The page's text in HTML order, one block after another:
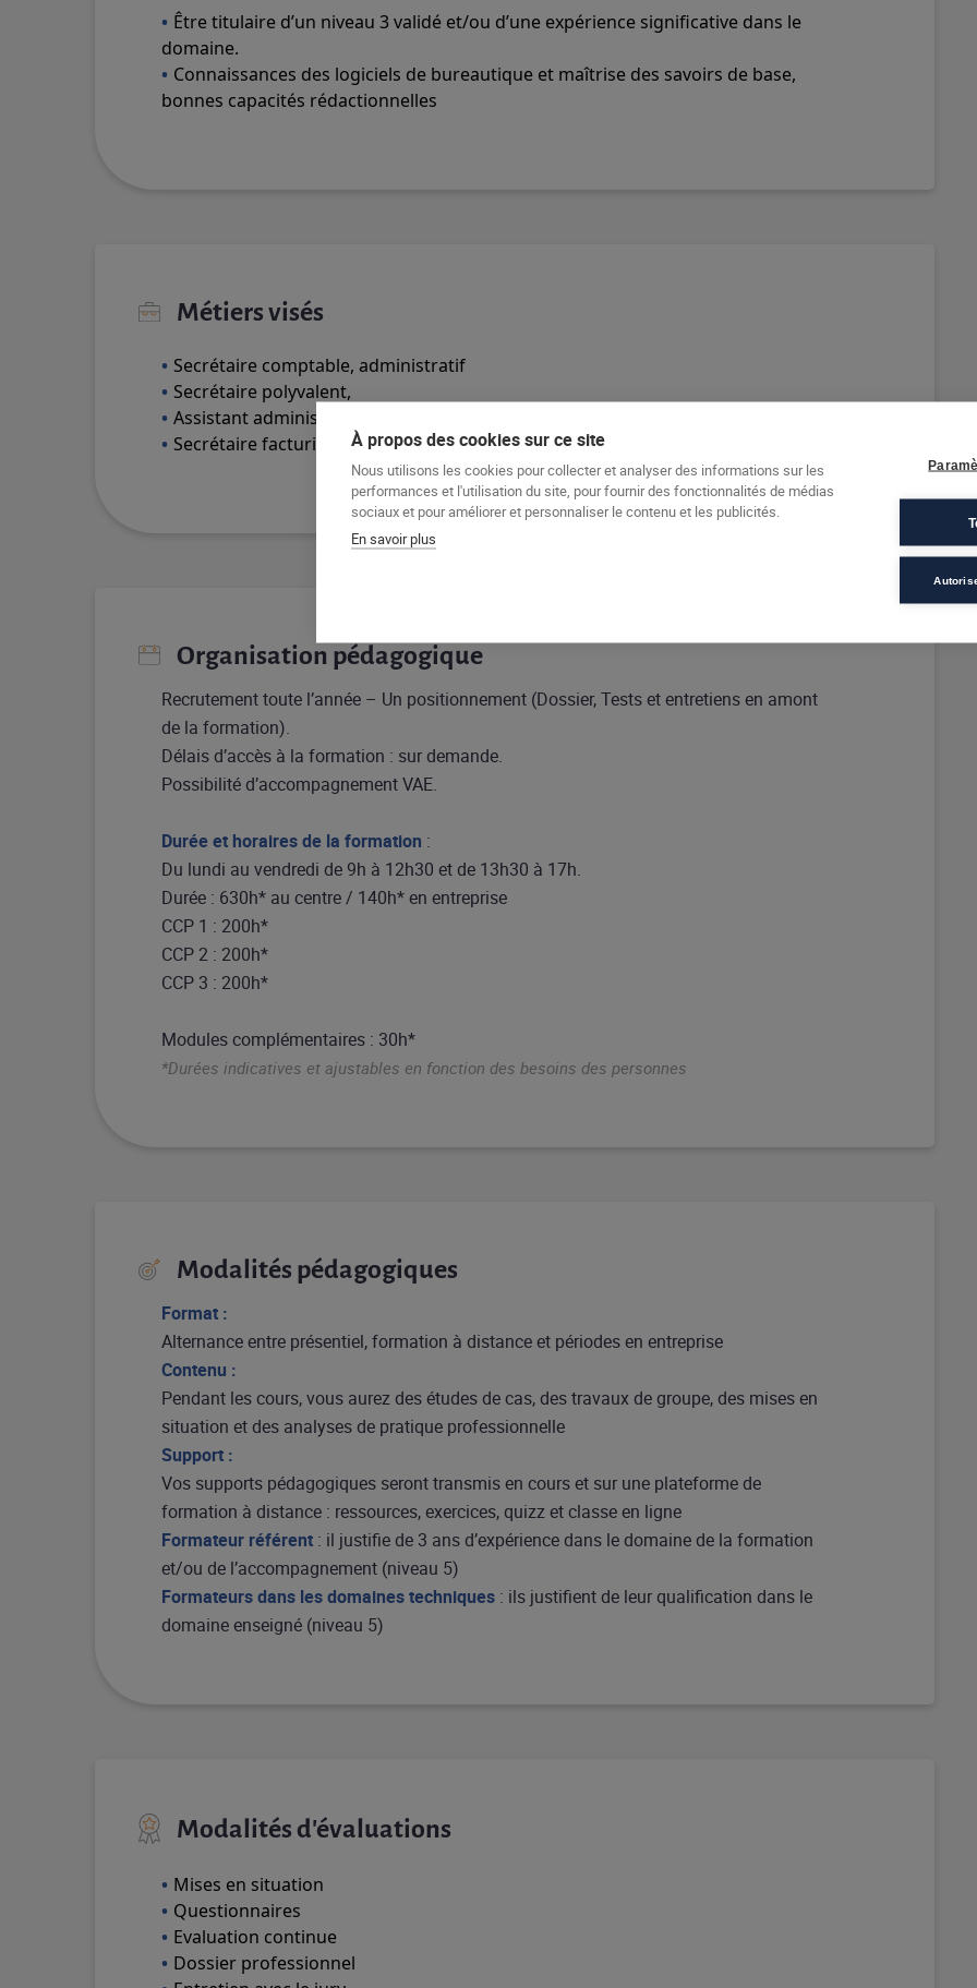
Être titulaire d’un niveau 3 validé et/ou d’une expérience significative dans le
domaine.
Connaissances des logiciels de bureautique et maîtrise des savoirs de base,
bonnes capacités rédactionnelles
Métiers visés
Secrétaire comptable, administratif
Secrétaire polyvalent,
Assistant administratif
Secrétaire facturier
Organisation pédagogique
Recrutement toute l’année – Un positionnement (Dossier, Tests et entretiens en amont
de la formation).
Délais d’accès à la formation : sur demande.
Possibilité d’accompagnement VAE.
Durée et horaires de la formation :
Du lundi au vendredi de 9h à 12h30 et de 13h30 à 17h.
Durée : 630h* au centre / 140h* en entreprise
CCP 1 : 200h*
CCP 2 : 200h*
CCP 3 : 200h*
Modules complémentaires : 30h*
*Durées indicatives et ajustables en fonction des besoins des personnes
Modalités pédagogiques
Format :
Alternance entre présentiel, formation à distance et périodes en entreprise
Contenu :
Pendant les cours, vous aurez des études de cas, des travaux de groupe, des mises en
situation et des analyses de pratique professionnelle
Support :
Vos supports pédagogiques seront transmis en cours et sur une plateforme de
formation à distance : ressources, exercices, quizz et classe en ligne
Formateur référent : il justifie de 3 ans d’expérience dans le domaine de la formation
et/ou de l’accompagnement (niveau 5)
Formateurs dans les domaines techniques : ils justifient de leur qualification dans le
domaine enseigné (niveau 5)
Modalités d'évaluations
Mises en situation
Questionnaires
Evaluation continue
Dossier professionnel
À propos des cookies sur ce site
Nous utilisons les cookies pour collecter et analyser des informations sur les
performances et l'utilisation du site, pour fournir des fonctionnalités de médias
sociaux et pour améliorer et personnaliser le contenu et les publicités.
En savoir plus